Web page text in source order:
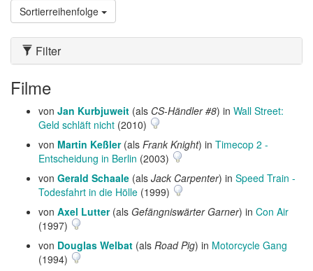
Sortierreihenfolge
Filter
Filme
von Jan Kurbjuweit (als CS-Händler #8) in Wall Street:
Geld schläft nicht (2010)
von Martin Keßler(als Frank Knight) in Timecop 2 -
Entscheidung in Berlin (2003)
von Gerald Schaale (als Jack Carpenter) in Speed Train -
Todesfahrt in die Hölle (1999)
von Axel Lutter(als Gefängniswärter Garner) in Con Air
(1997)
von Douglas Welbat (als Road Pig) in Motorcycle Gang
(1994)